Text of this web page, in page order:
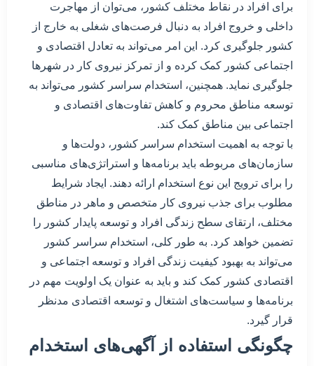
برای افراد در نقاط مختلف کشور، می‌توان از مهاجرت
داخلی و خروج افراد به دنبال فرصت‌های شغلی به خارج از
کشور جلوگیری کرد. این امر می‌تواند به تعادل اقتصادی و
اجتماعی کشور کمک کرده و از تمرکز نیروی کار در شهرها
جلوگیری نماید. همچنین، استخدام سراسر کشور می‌تواند به
توسعه مناطق محروم و کاهش تفاوت‌های اقتصادی و
اجتماعی بین مناطق کمک کند.
با توجه به اهمیت استخدام سراسر کشور، دولت‌ها و
سازمان‌های مربوطه باید برنامه‌ها و استراتژی‌های مناسبی
را برای ترویج این نوع استخدام ارائه دهند. ایجاد شرایط
مطلوب برای جذب نیروی کار متخصص و ماهر در مناطق
مختلف، ارتقای سطح زندگی افراد و توسعه پایدار کشور را
تضمین خواهد کرد. به طور کلی، استخدام سراسر کشور
می‌تواند به بهبود کیفیت زندگی افراد و توسعه اجتماعی و
اقتصادی کشور کمک کند و باید به عنوان یک اولویت مهم در
برنامه‌ها و سیاست‌های اشتغال و توسعه اقتصادی مدنظر
قرار گیرد.
چگونگی استفاده از آگهی‌های استخدام